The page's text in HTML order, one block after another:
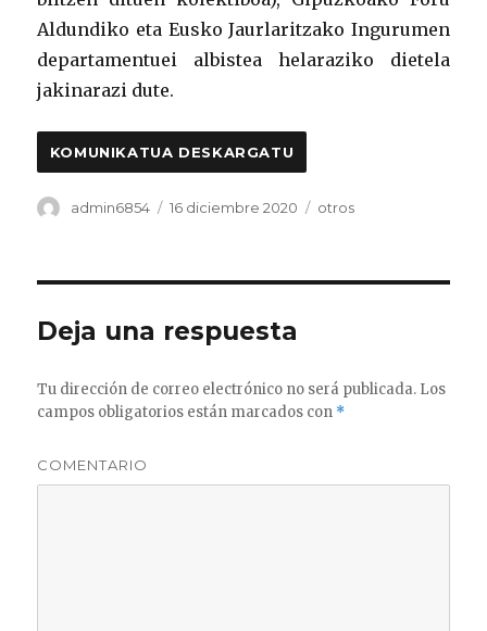
Aldundiko eta Eusko Jaurlaritzako Ingurumen
departamentuei albistea helaraziko dietela
jakinarazi dute.
KOMUNIKATUA DESKARGATU
Autor
admin6854
Publicado
16 diciembre 2020 Categorías
otros
Deja una respuesta
Tu dirección de correo electrónico no será publicada. Los
campos obligatorios están marcados con *
COMENTARIO